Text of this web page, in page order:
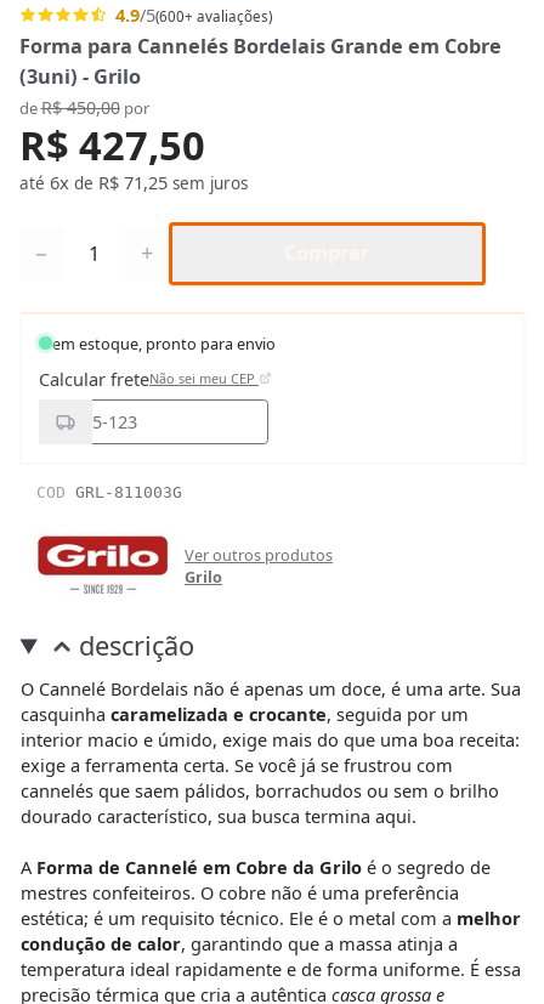
4.9/5(600+ avaliações)
Forma para Cannelés Bordelais Grande em Cobre
(3uni) - Grilo
deR$ 450,00por
R$ 427,50
até 6x de R$ 71,25sem juros
− +
em estoque, pronto para envio
Calcular freteNão sei meu CEP
COD GRL-811003G
Ver outros produtos
Grilo
descrição
O Cannelé Bordelais não é apenas um doce, é uma arte. Sua
casquinha caramelizada e crocante, seguida por um
interior macio e úmido, exige mais do que uma boa receita:
exige a ferramenta certa. Se você já se frustrou com
cannelés que saem pálidos, borrachudos ou sem o brilho
dourado característico, sua busca termina aqui.
A Forma de Cannelé em Cobre da Griloé o segredo de
mestres confeiteiros. O cobre não é uma preferência
estética; é um requisito técnico. Ele é o metal com a melhor
condução de calor, garantindo que a massa atinja a
temperatura ideal rapidamente e de forma uniforme. É essa
precisão térmica que cria a autêntica casca grossa e